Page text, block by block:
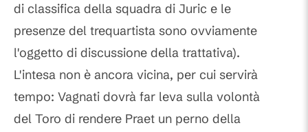
di classifica della squadra di Juric e le
presenze del trequartista sono ovviamente
l'oggetto di discussione della trattativa).
L'intesa non è ancora vicina, per cui servirà
tempo: Vagnati dovrà far leva sulla volontà
del Toro di rendere Praet un perno della